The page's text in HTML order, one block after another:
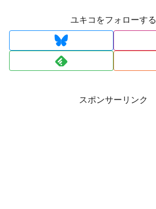
ユキコをフォローする
スポンサーリンク